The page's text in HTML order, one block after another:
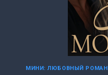
МИНИ: ЛЮБОВНЫЙ РОМАН